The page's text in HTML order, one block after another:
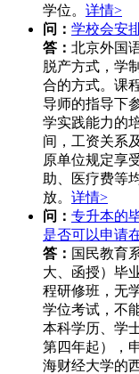
学位。 详情>
问： 学校会安
答： 北京外国
脱产方式，学
合的方式。课
导师的指导下
学实践能力的
间，工资关系
原单位规定享
助、医疗费等
放。 详情>
问： 专升本的
是否可以申请
答： 国民教育
大、函授）毕
程研修班，无
学位考试，不
本科学历、学
第四年起），
海财经大学的